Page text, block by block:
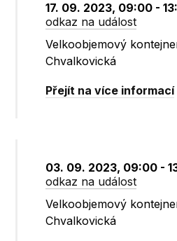
17. 09. 2023, 09:00 -
odkaz na událost
Velkoobjemový
Chvalkovická
Přejít na více informací
03. 09. 2023, 09:00 -
odkaz na událost
Velkoobjemový
Chvalkovická